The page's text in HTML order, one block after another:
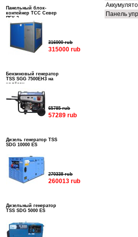
Панельный блок-
контейнер ТСС Север
ПБК-3
316000 rub
315000 rub
Бензиновый генератор
TSS SGG 7500EH3 на
колёсах
65785 rub
57289 rub
Дизель генератор TSS
SDG 10000 ES
270338 rub
260013 rub
Дизельный генератор
TSS SDG 5000 ES
Панель